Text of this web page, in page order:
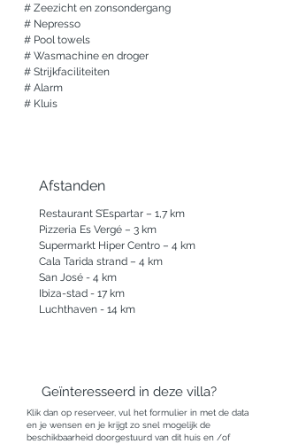
# Zeezicht en zonsondergang
# Nepresso
# Pool towels
# Wasmachine en droger
# Strijkfaciliteiten
# Alarm
# Kluis
Afstanden
Restaurant S’Espartar – 1,7 km
Pizzeria Es Vergé – 3 km
Supermarkt Hiper Centro – 4 km
Cala Tarida strand – 4 km
San José - 4 km
Ibiza-stad - 17 km
Luchthaven - 14 km
Geïnteresseerd in deze villa?
Klik dan op reserveer, vul het formulier in met de data
en je wensen en je krijgt zo snel mogelijk de
beschikbaarheid doorgestuurd van dit huis en /of